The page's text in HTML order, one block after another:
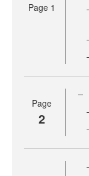
Page 1
Page
2